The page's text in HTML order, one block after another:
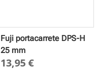
Fuji portacarrete DPS-H
25 mm
13,95€